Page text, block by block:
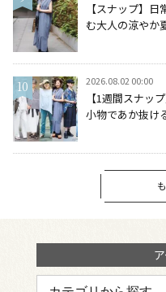
【スナップ】
む大人の涼やか
2026.08.02 00:00
【1週間スナッ
小物であか抜け